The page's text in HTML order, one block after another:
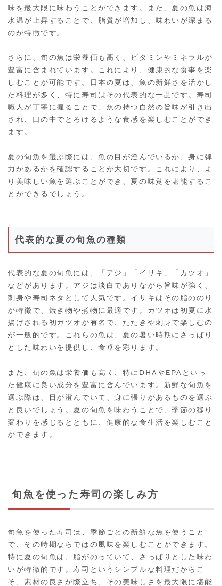
味を最大限に味わうことができます。また、夏の魚は海
水温が上昇することで、脂質が増加し、味わいが深まる
のが特徴です。
さらに、旬の魚は栄養価も高く、ビタミンやミネラルが
豊富に含まれています。これにより、健康的な食事を楽
しむことが可能です。日本の夏は、魚の新鮮さを活かし
た料理が多く、特に寿司はその代表的な一品です。寿司
職人が丁寧に握ることで、魚の持つ自然の旨味が引き出
され、口の中でとろけるような食感を楽しむことができ
ます。
夏の旬魚を選ぶ際には、魚の目が澄んでいるか、身に弾
力があるかを確認することが大切です。これにより、よ
り美味しい魚を選ぶことができ、夏の味覚を堪能するこ
とができるでしょう。
代表的な夏の旬魚の種類
代表的な夏の旬魚には、「アジ」「イサキ」「カツオ」
などがあります。アジは淡白でありながら旨味が強く、
刺身や寿司ネタとして人気です。イサキはその脂ののり
が特徴で、焼き物や煮物に最適です。カツオは初夏に水
揚げされる初ガツオが有名で、たたきや刺身で楽しむの
が一般的です。これらの魚は、夏の暑い時期にさっぱり
とした味わいを提供し、食卓を彩ります。
また、旬の魚は栄養価も高く、特にDHAやEPAといっ
た健康に良い成分を豊富に含んでいます。新鮮な旬魚を
選ぶ際は、目が澄んでいて、身に張りがあるものを選ぶ
と良いでしょう。夏の旬魚を味わうことで、季節の移り
変わりを感じるとともに、健康的な食生活を楽しむこと
ができます。
旬魚を使った寿司の楽しみ方
旬魚を使った寿司は、季節ごとの新鮮な魚を使うこと
で、その時期ならではの風味を楽しむことができます。
特に夏の旬魚は、脂がのっていて、さっぱりとした味わ
いが特徴的です。寿司というシンプルな料理だからこ
そ、素材の良さが際立ち、その美味しさを最大限に堪能